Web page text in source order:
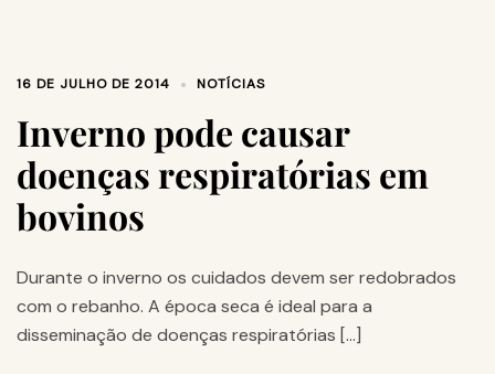
16 DE JULHO DE 2014 NOTÍCIAS
Inverno pode causar
doenças respiratórias em
bovinos
Durante o inverno os cuidados devem ser redobrados
com o rebanho. A época seca é ideal para a
disseminação de doenças respiratórias […]